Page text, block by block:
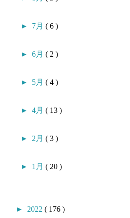
► 7月( 6 )
►6月( 2 )
► 5月( 4 )
►4月( 13 )
► 2月( 3 )
► 1月( 20 )
► 2022( 176 )